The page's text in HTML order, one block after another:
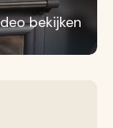
bekijken